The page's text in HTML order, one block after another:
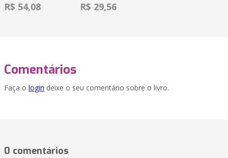
R$ 54,08 R$ 29,56
Comentários
Faça o login deixe o seu comentário sobre o livro.
0 comentários